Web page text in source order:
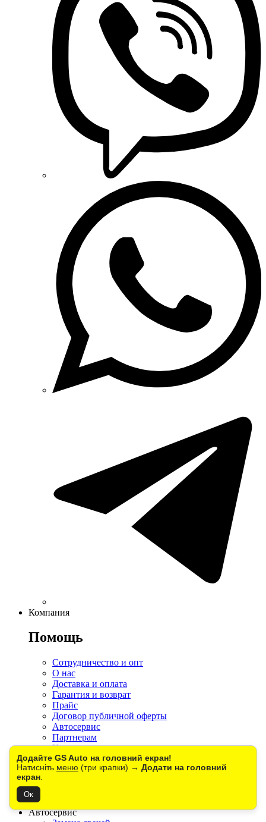
Додайте GS Auto на головний екран!
Натисніть меню (три крапки) → Додати на головний
екран
Ок
Компания
Помощь
Сотрудничество и опт
О нас
Доставка и оплата
Гарантия и возврат
Прайс
Договор публичной оферты
Автосервис
Партнерам
Контакты
Во время блекаутов
Автосервис